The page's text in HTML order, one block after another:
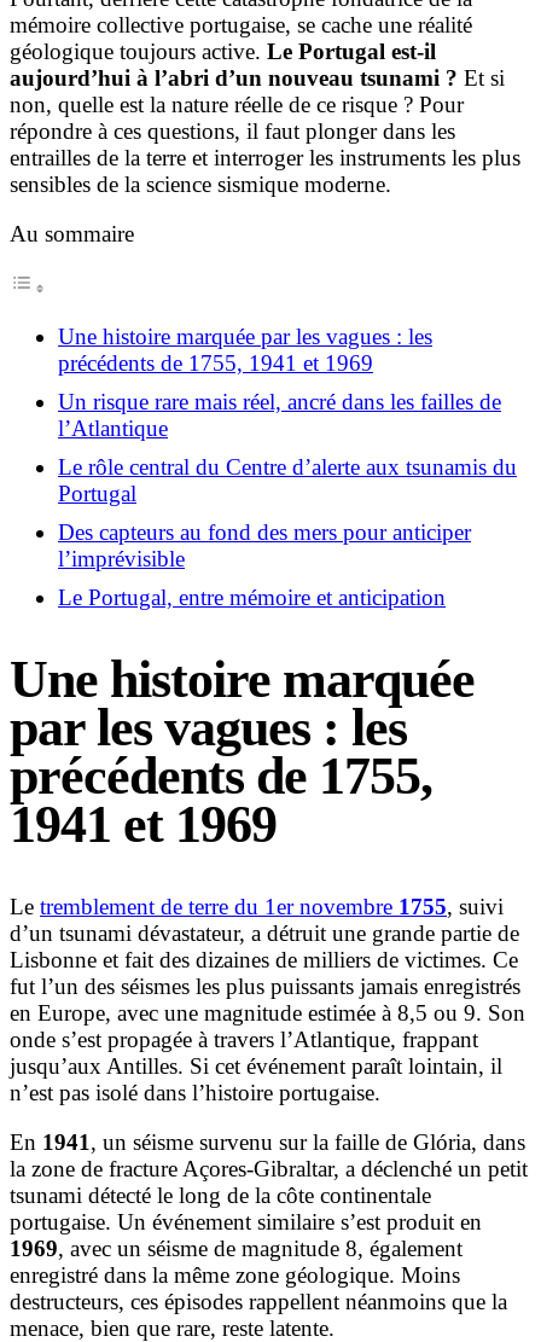
mémoire collective portugaise, se cache une réalité
géologique toujours active. Le Portugal est-il
aujourd’hui à l’abri d’un nouveau tsunami ? Et si
non, quelle est la nature réelle de ce risque ? Pour
répondre à ces questions, il faut plonger dans les
entrailles de la terre et interroger les instruments les plus
sensibles de la science sismique moderne.
Au sommaire
Une histoire marquée par les vagues : les
précédents de 1755, 1941 et 1969
Un risque rare mais réel, ancré dans les failles de
l’Atlantique
Le rôle central du Centre d’alerte aux tsunamis du
Portugal
Des capteurs au fond des mers pour anticiper
l’imprévisible
Le Portugal, entre mémoire et anticipation
Une histoire marquée
par les vagues : les
précédents de 1755,
1941 et 1969
Le tremblement de terre du 1er novembre 1755, suivi
d’un tsunami dévastateur, a détruit une grande partie de
Lisbonne et fait des dizaines de milliers de victimes. Ce
fut l’un des séismes les plus puissants jamais enregistrés
en Europe, avec une magnitude estimée à 8,5 ou 9. Son
onde s’est propagée à travers l’Atlantique, frappant
jusqu’aux Antilles. Si cet événement paraît lointain, il
n’est pas isolé dans l’histoire portugaise.
En 1941, un séisme survenu sur la faille de Glória, dans
la zone de fracture Açores-Gibraltar, a déclenché un petit
tsunami détecté le long de la côte continentale
portugaise. Un événement similaire s’est produit en
1969, avec un séisme de magnitude 8, également
enregistré dans la même zone géologique. Moins
destructeurs, ces épisodes rappellent néanmoins que la
menace, bien que rare, reste latente.